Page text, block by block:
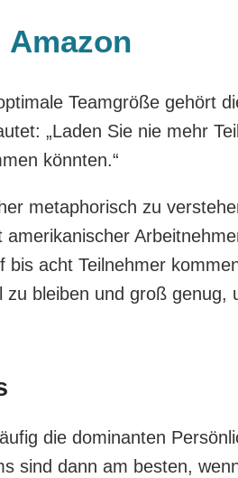
Amazon
Teamgröße gehört
„Laden Sie nie mehr
könnten.“
metaphorisch zu
acht Teilnehmer
bleiben und groß genug,
die dominanten
sind dann am besten,